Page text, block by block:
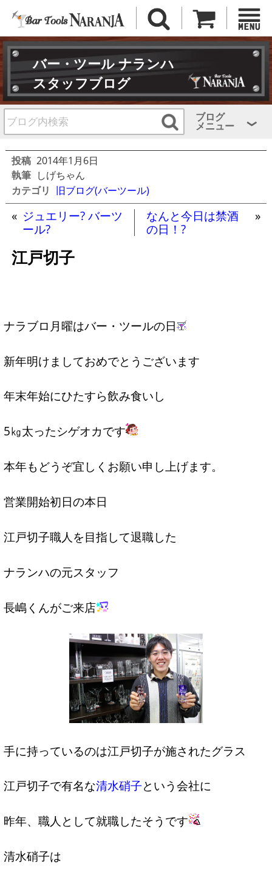
バー・ツール ナランハ
スタッフブログ
ブログ
メニュー
投稿 2014年1月6日
執筆 しげちゃん
カテゴリ 旧ブログ(バーツール)
« ジュエリー? バーツ
ール?
なんと今日は禁酒
の日！?
»
江戸切子
ナラブロ月曜はバー・ツールの日
新年明けましておめでとうございます
年末年始にひたすら飲み食いし
5㎏太ったシゲオカです
本年もどうぞ宜しくお願い申し上げます。
営業開始初日の本日
江戸切子職人を目指して退職した
ナランハの元スタッフ
長嶋くんがご来店
手に持っているのは江戸切子が施されたグラス
江戸切子で有名な清水硝子という会社に
昨年、職人として就職したそうです
清水硝子は